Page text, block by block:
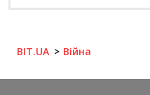
BIT.UA Війна